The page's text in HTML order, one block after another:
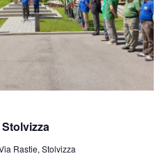
Rastie, Stolvizza